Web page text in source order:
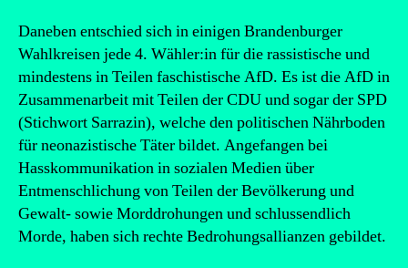
Daneben entschied sich in einigen Brandenburger
Wahlkreisen jede 4. Wähler:in für die rassistische und
mindestens in Teilen faschistische AfD. Es ist die AfD in
Zusammenarbeit mit Teilen der CDU und sogar der SPD
(Stichwort Sarrazin), welche den politischen Nährboden
für neonazistische Täter bildet. Angefangen bei
Hasskommunikation in sozialen Medien über
Entmenschlichung von Teilen der Bevölkerung und
Gewalt- sowie Morddrohungen und schlussendlich
Morde, haben sich rechte Bedrohungsallianzen gebildet.